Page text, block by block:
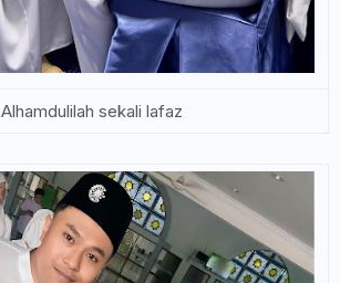
Alhamdulilah sekali lafaz